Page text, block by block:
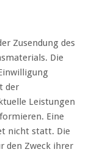
Zusendung des
Die
der
Leistungen
Eine
nicht statt. Die
den Zweck ihrer